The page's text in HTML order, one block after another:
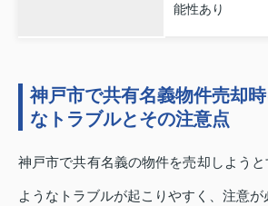
能性あり
神戸市で共有名義物件売却
なトラブルとその注意点
神戸市で共有名義の物件を売却しよう
ようなトラブルが起こりやすく、注意が